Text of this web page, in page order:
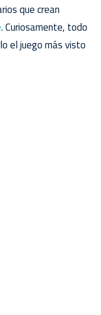
que crean
. Curiosamente, todo
el juego más visto